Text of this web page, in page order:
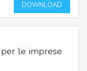
DOWNLOAD
le imprese